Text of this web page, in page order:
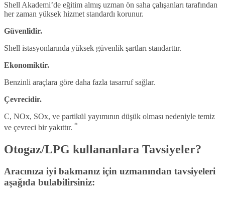
Shell Akademi’de eğitim almış uzman ön saha çalışanları tarafından
her zaman yüksek hizmet standardı korunur.
Güvenlidir.
Shell istasyonlarında yüksek güvenlik şartları standarttır.
Ekonomiktir.
Benzinli araçlara göre daha fazla tasarruf sağlar.
Çevrecidir.
C, NOx, SOx, ve partikül yayımının düşük olması nedeniyle temiz
ve çevreci bir yakıttır. *
Otogaz/LPG kullananlara Tavsiyeler?
Aracınıza iyi bakmanız için uzmanından tavsiyeleri
aşağıda bulabilirsiniz: